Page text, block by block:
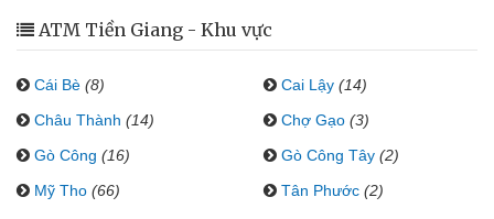
ATM Tiền Giang - Khu vực
Cái Bè (8) Cai Lậy (14)
Châu Thành (14) Chợ Gạo (3)
Gò Công (16) Gò Công Tây (2)
Mỹ Tho (66) Tân Phước (2)